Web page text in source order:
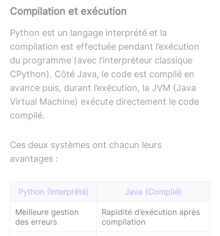
Compilation et exécution
Python est un langage interprété et la
compilation est effectuée pendant l’exécution
du programme (avec l’interpréteur classique
CPython). Côté Java, le code est compilé en
avance puis, durant l’exécution, la JVM (Java
Virtual Machine) exécute directement le code
compilé.
Ces deux systèmes ont chacun leurs
avantages :
Python (Interprété) Java (Compilé)
Meilleure gestion
des erreurs
Rapidité d’exécution après
compilation